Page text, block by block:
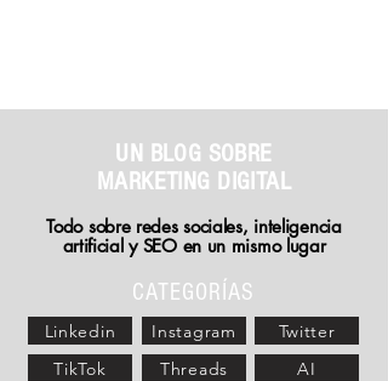
UN BLOG SOBRE
MARKETING DIGITAL
Todo sobre redes sociales, inteligencia
artificial y SEO en un mismo lugar
CATEGORÍAS
Linkedin Instagram
Twitter
TikTok
Threads
AI